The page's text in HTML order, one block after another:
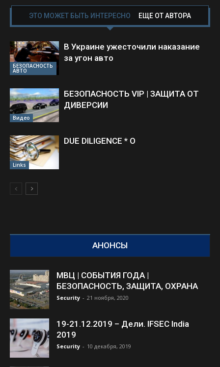
ЭТО МОЖЕТ БЫТЬ ИНТЕРЕСНО ЕЩЕ ОТ АВТОРА
БЕЗОПАСНОСТЬ
АВТО
В Украине ужесточили наказание
за угон авто
Видео
БЕЗОПАСНОСТЬ VIP | ЗАЩИТА ОТ
ДИВЕРСИИ
Links
DUE DILIGENCE * O
АНОНСЫ
МВЦ | СОБЫТИЯ ГОДА |
БЕЗОПАСНОСТЬ, ЗАЩИТА, ОХРАНА
Security - 21 ноября, 2020
19-21.12.2019 – Дели. IFSEC India
2019
Security - 10 декабря, 2019